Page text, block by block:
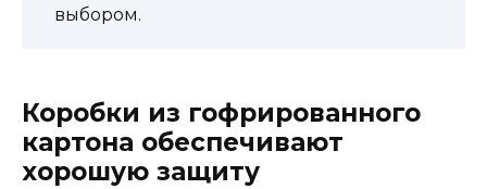
выбором.
Коробки из гофрированного
картона обеспечивают
хорошую защиту